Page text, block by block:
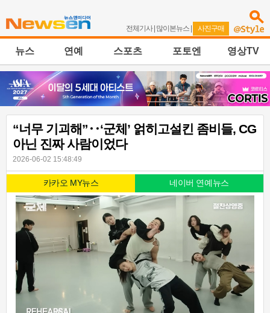
전체기사| 많이본뉴스 | 사진구매
뉴스 연예 스포츠 포토엔 영상TV
“너무 기괴해”‥‘군체’ 얽히고설킨 좀비들, CG
아닌 진짜 사람이었다
2026-06-02 15:48:49
카카오 MY뉴스 네이버 연예뉴스